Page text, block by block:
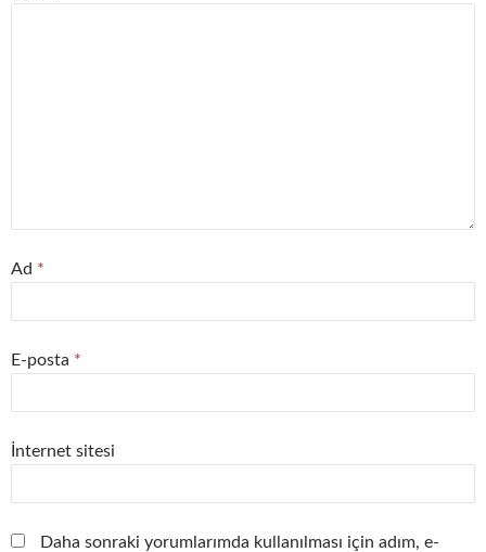
Ad *
E-posta *
İnternet sitesi
Daha sonraki yorumlarımda kullanılması için adım, e-